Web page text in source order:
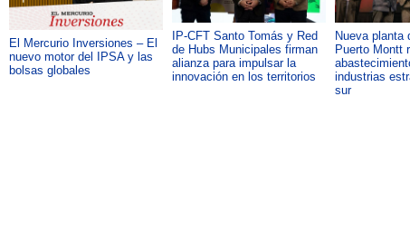
El Mercurio Inversiones – El
nuevo motor del IPSA y las
bolsas globales
IP-CFT Santo Tomás y Red
de Hubs Municipales firman
alianza para impulsar la
innovación en los territorios
Nueva planta
Puerto Montt
industrias
sur